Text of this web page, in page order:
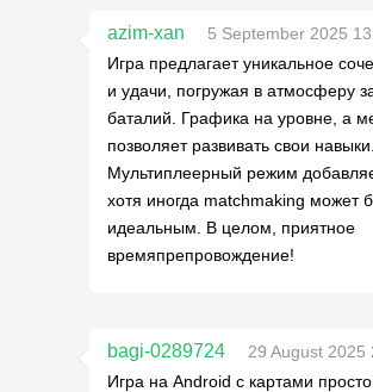
azim-xan
5 September 2025
Игра предлагает уникальное
и удачи, погружая в атмосферу
баталий. Графика на уровне, а
позволяет развивать свои навыки.
Мультиплеерный режим
хотя иногда matchmaking может
идеальным. В целом, приятное
времяпрепровождение!
bagi-0289724
29 August 2025
Игра на Android с картами